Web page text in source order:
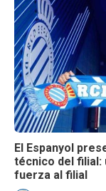
El Espanyol
técnico del filial:
fuerza al filial